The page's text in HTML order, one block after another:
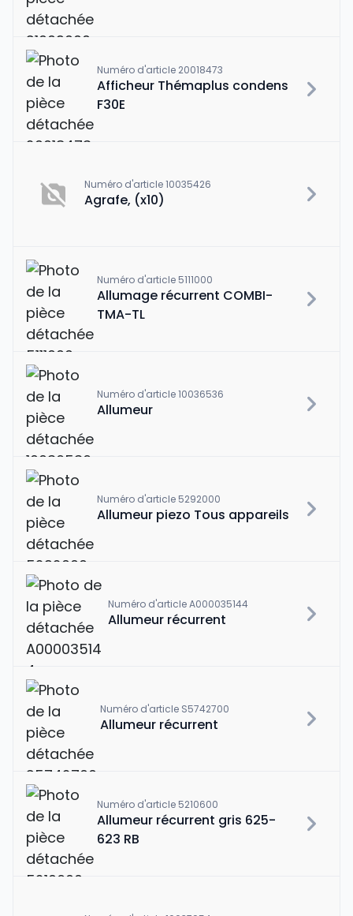
Numéro d'article 20018473
Afficheur Thémaplus condens
F30E
Numéro d'article 10035426
Agrafe, (x10)
Numéro d'article 5111000
Allumage récurrent COMBI-
TMA-TL
Numéro d'article 10036536
Allumeur
Numéro d'article 5292000
Allumeur piezo Tous appareils
Numéro d'article A000035144
Allumeur récurrent
Numéro d'article S5742700
Allumeur récurrent
Numéro d'article 5210600
Allumeur récurrent gris 625-
623 RB